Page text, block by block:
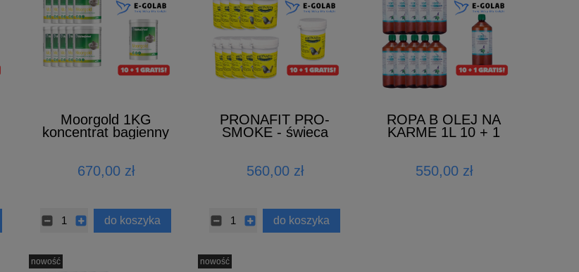
Moorgold 1KG
koncentrat bagienny
670,00 zł
do koszyka
PRONAFIT PRO-
SMOKE - świeca
560,00 zł
do koszyka
ROPA B OLEJ NA
KARME 1L 10 + 1
550,00 zł
nowość nowość